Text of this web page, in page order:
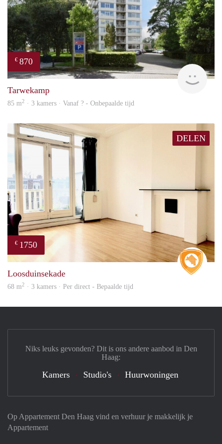
€ 870
Tarwekamp
85 m2 · 3 kamers · Vanaf ? - Onbepaalde tijd
DELEN
€ 1750
Real
Loosduinsekade
68 m2 · 3 kamers · Per direct - Bepaalde tijd
Op Appartement Den Haag vind en verhuur je makkelijk je
Appartement
Niks leuks gevonden? Dit is ons andere aanbod in Den
Haag:
Kamers Studio's Huurwoningen